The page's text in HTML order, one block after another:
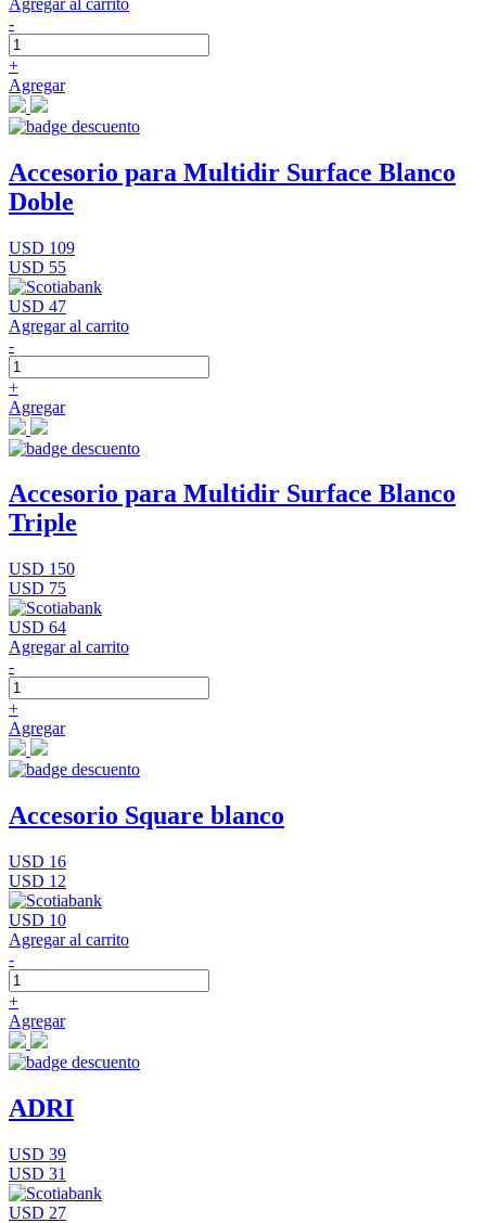
-
+
Agregar
Accesorio para Multidir Surface Blanco
Doble
USD 109
USD 55
USD 47
Agregar al carrito
-
+
Agregar
Accesorio para Multidir Surface Blanco
Triple
USD 150
USD 75
USD 64
Agregar al carrito
-
+
Agregar
Accesorio Square blanco
USD 16
USD 12
USD 10
Agregar al carrito
-
+
Agregar
ADRI
USD 39
USD 31
USD 27